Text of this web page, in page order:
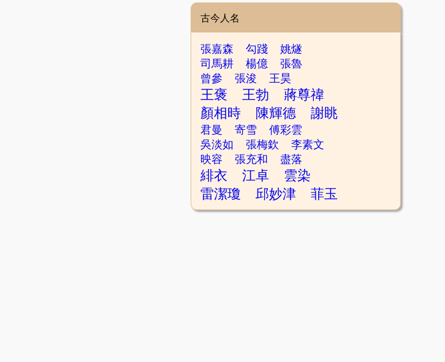
古今人名
張嘉森 勾踐
姚燧
司馬耕
楊億
張魯
曾參
張浚 王昊
王褒 王勃
蔣尊禕
顏相時
陳輝德 謝眺
君曼 寄雪
傅彩雲
吳淡如
張梅欽
李素文
映容
張充和 盡落
緋衣 江卓
雲染
雷潔瓊
邱妙津 菲玉